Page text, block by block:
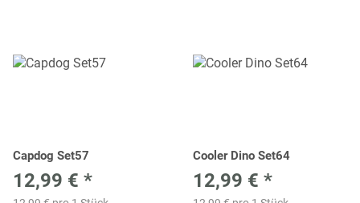
Capdog Set57
12,99 € *
Cooler Dino Set64
12,99 € *